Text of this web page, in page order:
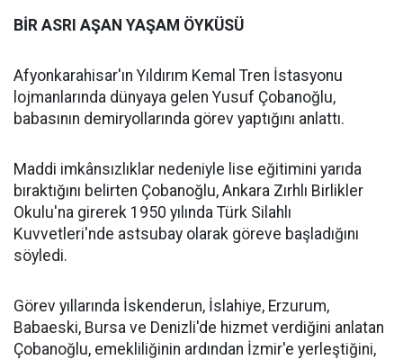
BİR ASRI AŞAN YAŞAM ÖYKÜSÜ
Afyonkarahisar'ın Yıldırım Kemal Tren İstasyonu
lojmanlarında dünyaya gelen Yusuf Çobanoğlu,
babasının demiryollarında görev yaptığını anlattı.
Maddi imkânsızlıklar nedeniyle lise eğitimini yarıda
bıraktığını belirten Çobanoğlu, Ankara Zırhlı Birlikler
Okulu'na girerek 1950 yılında Türk Silahlı
Kuvvetleri'nde astsubay olarak göreve başladığını
söyledi.
Görev yıllarında İskenderun, İslahiye, Erzurum,
Babaeski, Bursa ve Denizli'de hizmet verdiğini anlatan
Çobanoğlu, emekliliğinin ardından İzmir'e yerleştiğini,